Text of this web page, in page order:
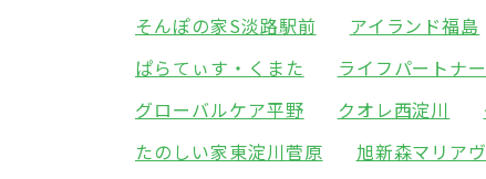
そんぽの家S淡路駅前
アイランド福島
ぱらてぃす・くまた
ライフパートナ
グローバルケア平野
クオレ西淀川
たのしい家東淀川菅原
旭新森マリア